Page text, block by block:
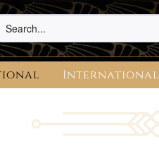
International